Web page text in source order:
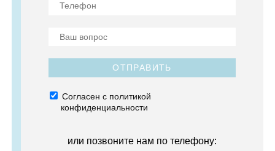
ОТПРАВИТЬ
Согласен с политикой
конфиденциальности
или позвоните нам по телефону: